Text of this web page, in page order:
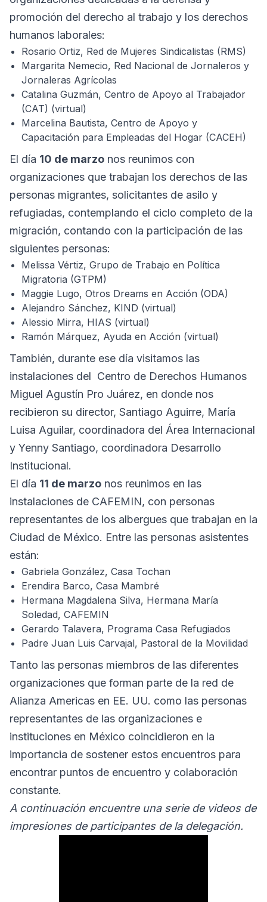
promoción del derecho al trabajo y los derechos
humanos laborales:
Rosario Ortiz, Red de Mujeres Sindicalistas (RMS)
Margarita Nemecio, Red Nacional de Jornaleros y
Jornaleras Agrícolas
Catalina Guzmán, Centro de Apoyo al Trabajador
(CAT) (virtual)
Marcelina Bautista, Centro de Apoyo y
Capacitación para Empleadas del Hogar (CACEH)
El día 10 de marzo nos reunimos con
organizaciones que trabajan los derechos de las
personas migrantes, solicitantes de asilo y
refugiadas, contemplando el ciclo completo de la
migración, contando con la participación de las
siguientes personas:
Melissa Vértiz, Grupo de Trabajo en Política
Migratoria (GTPM)
Maggie Lugo, Otros Dreams en Acción (ODA)
Alejandro Sánchez, KIND (virtual)
Alessio Mirra, HIAS (virtual)
Ramón Márquez, Ayuda en Acción (virtual)
También, durante ese día visitamos las
instalaciones del Centro de Derechos Humanos
Miguel Agustín Pro Juárez, en donde nos
recibieron su director, Santiago Aguirre, María
Luisa Aguilar, coordinadora del Área Internacional
y Yenny Santiago, coordinadora Desarrollo
Institucional.
El día 11 de marzo nos reunimos en las
instalaciones de CAFEMIN, con personas
representantes de los albergues que trabajan en la
Ciudad de México. Entre las personas asistentes
están:
Gabriela González, Casa Tochan
Erendira Barco, Casa Mambré
Hermana Magdalena Silva, Hermana María
Soledad, CAFEMIN
Gerardo Talavera, Programa Casa Refugiados
Padre Juan Luis Carvajal, Pastoral de la Movilidad
Tanto las personas miembros de las diferentes
organizaciones que forman parte de la red de
Alianza Americas en EE. UU. como las personas
representantes de las organizaciones e
instituciones en México coincidieron en la
importancia de sostener estos encuentros para
encontrar puntos de encuentro y colaboración
constante.
A continuación encuentre una serie de videos de
impresiones de participantes de la delegación.